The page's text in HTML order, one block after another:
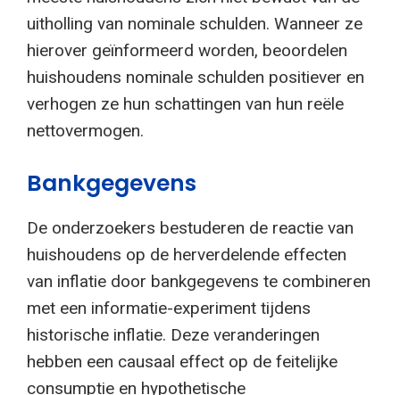
uitholling van nominale schulden. Wanneer ze
hierover geïnformeerd worden, beoordelen
huishoudens nominale schulden positiever en
verhogen ze hun schattingen van hun reële
nettovermogen.
Bankgegevens
De onderzoekers bestuderen de reactie van
huishoudens op de herverdelende effecten
van inflatie door bankgegevens te combineren
met een informatie-experiment tijdens
historische inflatie. Deze veranderingen
hebben een causaal effect op de feitelijke
consumptie en hypothetische